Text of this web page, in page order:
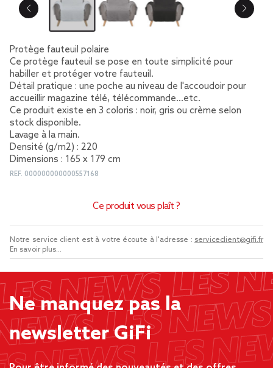
Protège fauteuil polaire
Ce protège fauteuil se pose en toute simplicité pour
habiller et protéger votre fauteuil.
Détail pratique : une poche au niveau de l'accoudoir pour
accueillir magazine télé, télécommande...etc.
Ce produit existe en 3 coloris : noir, gris ou crème selon
stock disponible.
Lavage à la main.
Densité (g/m2) : 220
Dimensions : 165 x 179 cm
REF. 000000000000557168
Ce produit vous plaît ?
Notre service client est à votre écoute à l'adresse : serviceclient@gifi.fr
En savoir plus...
Ne manquez pas la
newsletter GiFi